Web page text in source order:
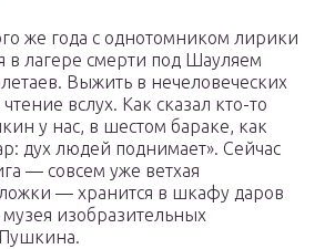
же года с однотомником лирики
в лагере смерти под Шауляем
Выжить в нечеловеческих
вслух. Как сказал кто-то
у нас, в шестом бараке, как
дух людей поднимает». Сейчас
— совсем уже ветхая
— хранится в шкафу даров
музея изобразительных